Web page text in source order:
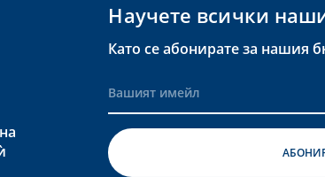
Научете всички
Като се абонирате за нашия